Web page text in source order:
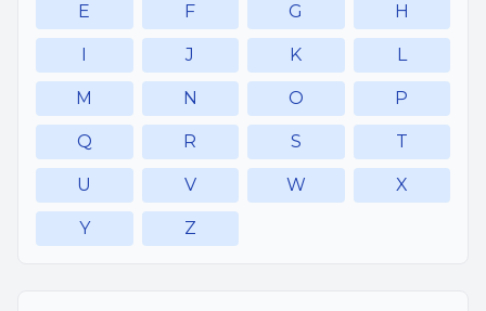
E F G H
I J K L
M N O P
Q R S T
U V W X
Y Z